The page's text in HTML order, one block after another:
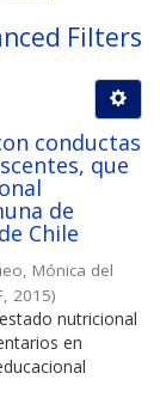
Filters
conductas
que
de
Chile
Mónica del
, 2015)
nutricional
en